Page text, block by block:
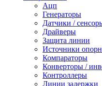
Ацп
Генераторы
Датчики /
Драйверы
Защита линии
Источники
Компараторы
Конверторы /
Контроллеры
Линии задержки